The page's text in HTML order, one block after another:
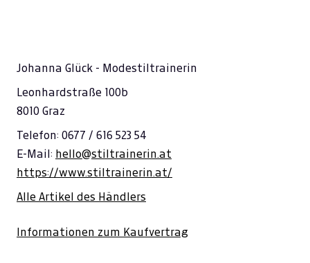
Johanna Glück - Modestiltrainerin
Leonhardstraße 100b
8010 Graz
Telefon: 0677 / 616 523 54
E-Mail: hello@stiltrainerin.at
https://www.stiltrainerin.at/
Alle Artikel des Händlers
Informationen zum Kaufvertrag